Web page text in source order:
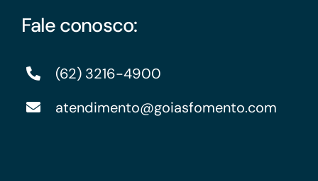
Fale conosco:
(62) 3216-4900
atendimento@goiasfomento.com